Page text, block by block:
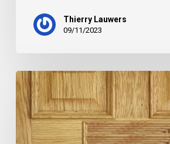
Thierry Lauwers
09/11/2023